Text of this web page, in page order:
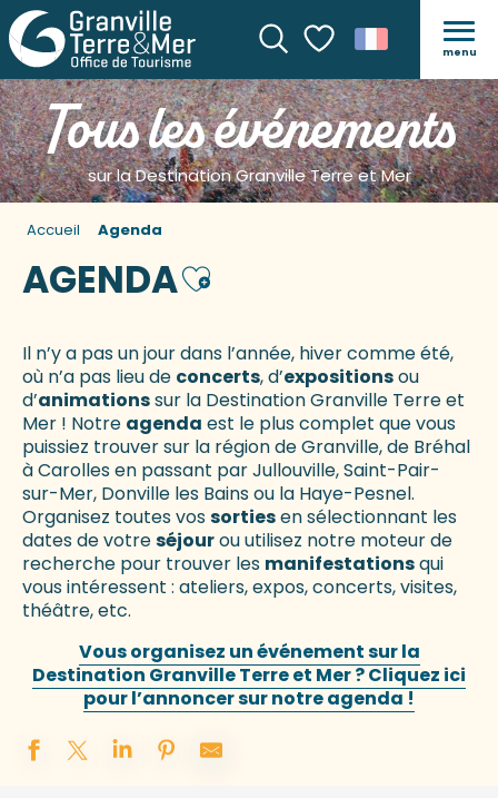
Recherche
Voir les favoris
menu
Tous les événements
sur la Destination Granville Terre et Mer
Accueil Agenda
AGENDAAjouter aux favoris
Il n’y a pas un jour dans l’année, hiver comme été,
où n’a pas lieu de concerts, d’expositionsou
d’animationssur la Destination Granville Terre et
Mer ! Notre agenda est le plus complet que vous
puissiez trouver sur la région de Granville, de Bréhal
à Carolles en passant par Jullouville, Saint-Pair-
sur-Mer, Donville les Bains ou la Haye-Pesnel.
Organisez toutes vossortiesen sélectionnant les
dates de votreséjourou utilisez notre moteur de
recherche pour trouver les manifestationsqui
vous intéressent : ateliers, expos, concerts, visites,
théâtre, etc.
Vous organisez un événement sur la
Destination Granville Terre et Mer ? Cliquez ici
pour l’annoncer sur notre agenda !